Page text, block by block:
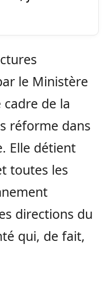
le Ministère
de la
réforme dans
Elle détient
toutes les
directions du
qui, de fait,